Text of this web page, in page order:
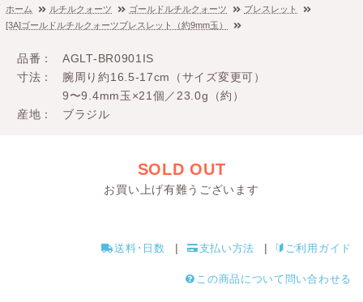
ホーム ルチルクォーツ ゴールドルチルクォーツ
ブレスレット
[3A]ゴールドルチルクォーツブレスレット（約9mm玉）
品番
AGLT-BR0901IS
寸法
腕周り約16.5-17cm（サイズ変更可）
9〜9.4mm玉×21個／23.0g（約）
産地
ブラジル
SOLD OUT
お買い上げ有難うございます
送料･日数 支払い方法 ご利用ガイド
この商品について問い合わせる